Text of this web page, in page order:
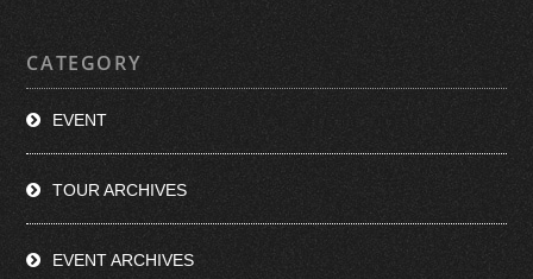
CATEGORY
EVENT
TOUR ARCHIVES
EVENT ARCHIVES